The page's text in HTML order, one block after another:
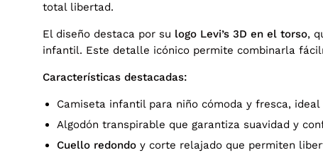
total libertad.
El diseño destaca por su logo Levi’s 3D en el torso,
infantil. Este detalle icónico permite combinarla
Características destacadas:
Camiseta infantil para niño cómoda y fresca, ideal
Algodón transpirable que garantiza suavidad y
Cuello redondo y corte relajado que permiten